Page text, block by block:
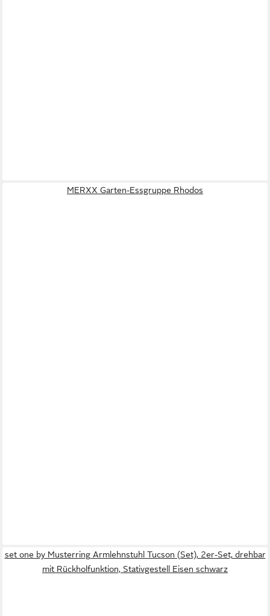
MERXX Garten-Essgruppe Rhodos
set one by Musterring Armlehnstuhl Tucson (Set), 2er-Set, drehbar
mit Rückholfunktion, Stativgestell Eisen schwarz